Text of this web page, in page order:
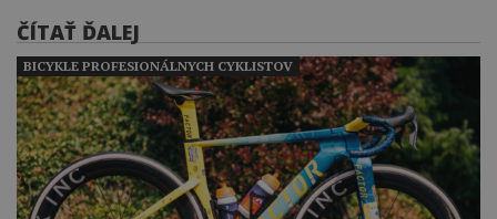
ČÍTAŤ ĎALEJ
BICYKLE PROFESIONÁLNYCH CYKLISTOV